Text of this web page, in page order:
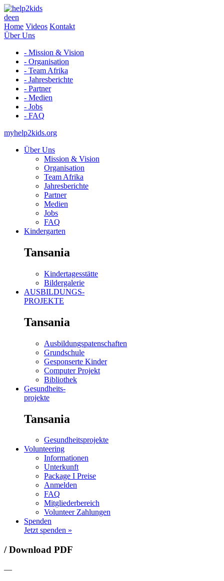
deen
Home Videos Kontakt
Über Uns
- Mission & Vision
- Organisation
- Team Afrika
- Jahresberichte
- Partner
- Medien
- Jobs
- FAQ
myhelp2kids.org
Über Uns
Mission & Vision
Organisation
Team Afrika
Jahresberichte
Partner
Medien
Jobs
FAQ
Kindergarten
Tansania
Kindertagesstätte
Bildergalerie
AUSBILDUNGS-
PROJEKTE
Tansania
Ausbildungspatenschaften
Grundschule
Gesponserte Kinder
Computer Projekt
Bibliothek
Gesundheits-
projekte
Tansania
Gesundheitsprojekte
Volunteering
Informationen
Unterkunft
Package I Preise
Anmelden
FAQ
Mitgliederbereich
Volunteer Zahlungen
Spenden
Jetzt spenden »
/ Download PDF
—